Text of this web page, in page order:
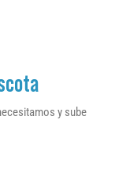
y sube